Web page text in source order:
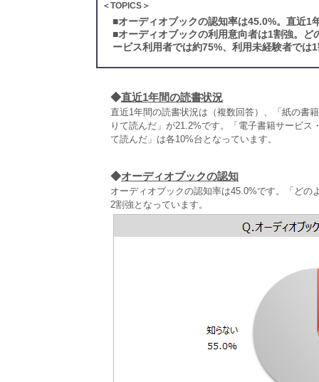
＜TOPICS＞
■オーディオブックの認知率は45.0%。直近1
■オーディオブックの利用意向者は1割強。
ービス利用者では約75%、利用未経験者では
◆直近1年間の読書状況
直近1年間の読書状況は（複数回答）、「紙の書
りて読んだ」が21.2%です。「電子書籍サービ
て読んだ」は各10%台となっています。
◆オーディオブックの認知
オーディオブックの認知率は45.0%です。「ど
2割強となっています。